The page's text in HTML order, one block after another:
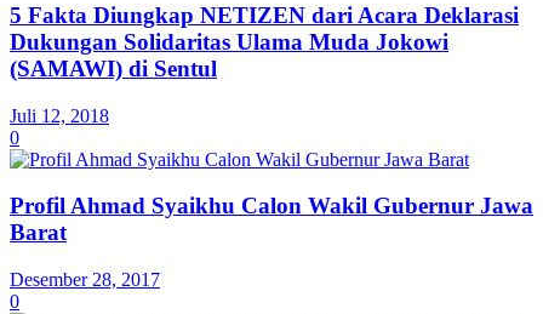
5 Fakta Diungkap NETIZEN dari Acara Deklarasi
Dukungan Solidaritas Ulama Muda Jokowi
(SAMAWI) di Sentul
Juli 12, 2018
0
Profil Ahmad Syaikhu Calon Wakil Gubernur Jawa
Barat
Desember 28, 2017
0